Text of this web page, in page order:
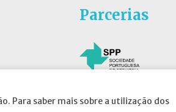
Para saber mais sobre a utilização dos
Parcerias